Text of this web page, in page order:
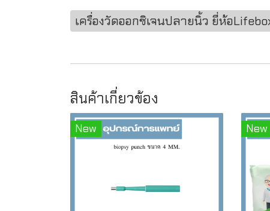
เครื่องวัดออกซิเจนปลายนิ้ว ยี่ห้อ
สินค้าเกี่ยวข้อง
New New